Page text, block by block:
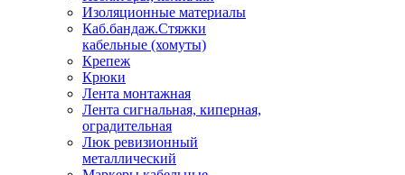
Изоляционные материалы
Каб.бандаж.Стяжки
кабельные (хомуты)
Крепеж
Крюки
Лента монтажная
Лента сигнальная, киперная,
оградительная
Люк ревизионный
металлический